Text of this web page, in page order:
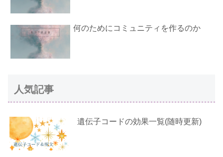
何のためにコミュニティを作るのか
人気記事
遺伝子コードの効果一覧(随時更新)